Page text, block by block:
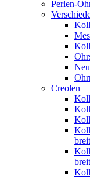
Perlen-
Creolen